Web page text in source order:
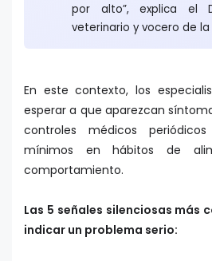
por alto”, explica el
veterinario y vocero de la
En este contexto, los
esperar a que aparezcan
controles médicos
mínimos en hábitos de
comportamiento.
Las 5 señales silenciosas más
indicar un problema serio: